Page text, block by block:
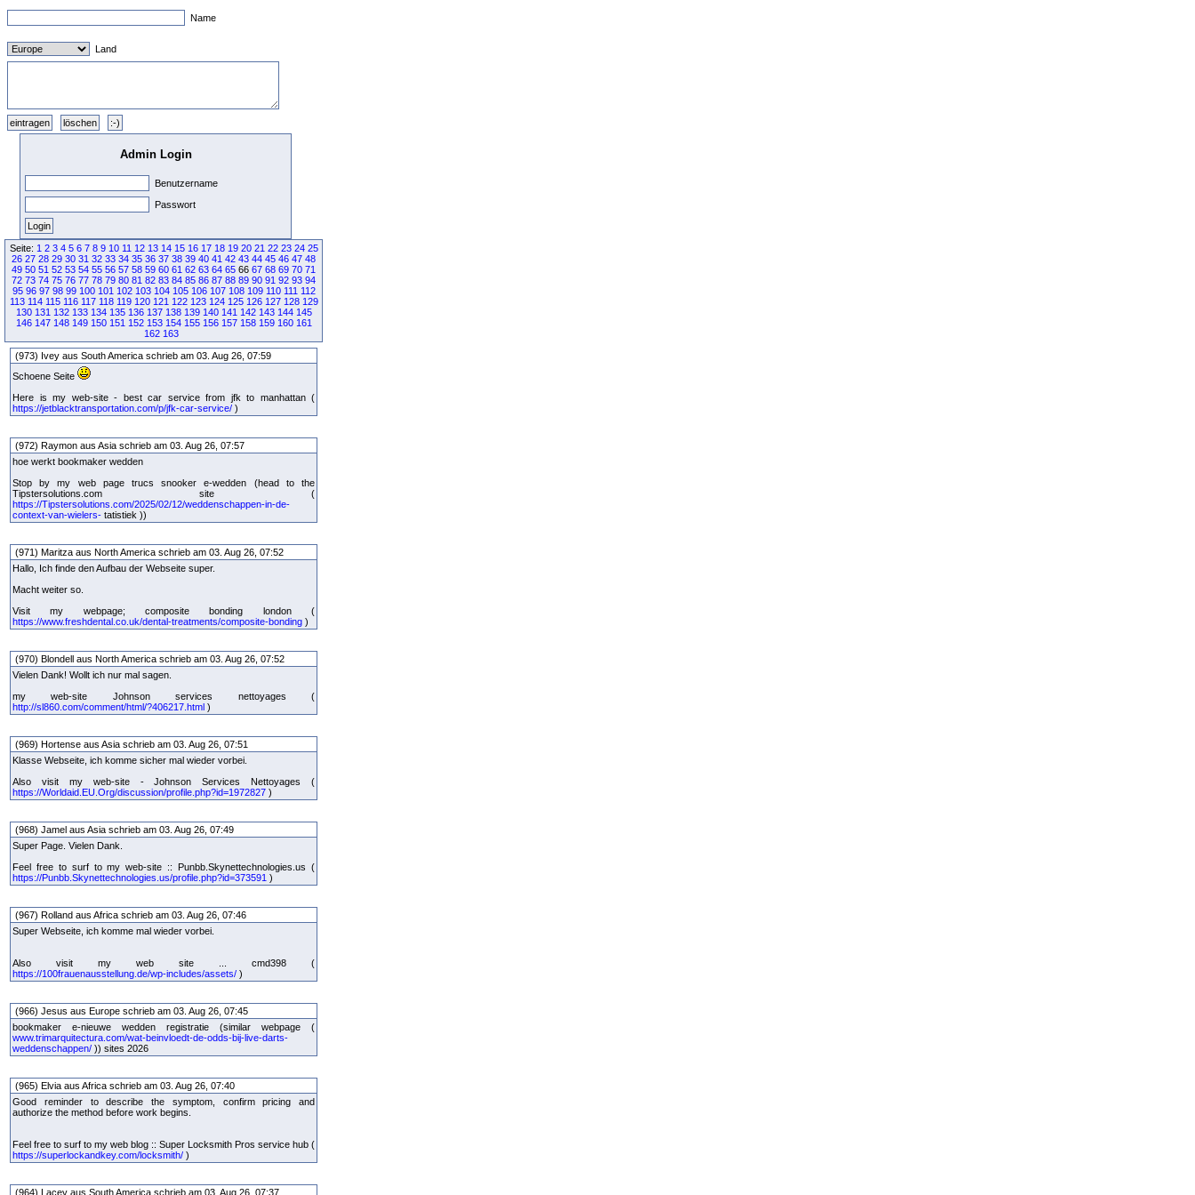
Name
Land
Admin Login
Benutzername
Passwort
Seite: 1 2 3 4 5 6 7 8 9 10 11 12 13 14 15 16 17 18 19 20 21 22 23 24 25
26 27 28 29 30 31 32 33 34 35 36 37 38 39 40 41 42 43 44 45 46 47 48
49 50 51 52 53 54 55 56 57 58 59 60 61 62 63 64 65 66 67 68 69 70 71
72 73 74 75 76 77 78 79 80 81 82 83 84 85 86 87 88 89 90 91 92 93 94
95 96 97 98 99 100 101 102 103 104 105 106 107 108 109 110 111 112
113 114 115 116 117 118 119 120 121 122 123 124 125 126 127 128 129
130 131 132 133 134 135 136 137 138 139 140 141 142 143 144 145
146 147 148 149 150 151 152 153 154 155 156 157 158 159 160 161
162 163
(973) Ivey aus South America schrieb am 03. Aug 26, 07:59
Schoene Seite
Here is my web-site - best car service from jfk to manhattan (
https://jetblacktransportation.com/p/jfk-car-service/ )
(972) Raymon aus Asia schrieb am 03. Aug 26, 07:57
hoe werkt bookmaker wedden
Stop by my web page trucs snooker e-wedden (head to the
Tipstersolutions.com site (
https://Tipstersolutions.com/2025/02/12/weddenschappen-in-de-
context-van-wielers- tatistiek ))
(971) Maritza aus North America schrieb am 03. Aug 26, 07:52
Hallo, Ich finde den Aufbau der Webseite super.
Macht weiter so.
Visit my webpage; composite bonding london (
https://www.freshdental.co.uk/dental-treatments/composite-bonding )
(970) Blondell aus North America schrieb am 03. Aug 26, 07:52
Vielen Dank! Wollt ich nur mal sagen.
my web-site Johnson services nettoyages (
http://sl860.com/comment/html/?406217.html )
(969) Hortense aus Asia schrieb am 03. Aug 26, 07:51
Klasse Webseite, ich komme sicher mal wieder vorbei.
Also visit my web-site - Johnson Services Nettoyages (
https://Worldaid.EU.Org/discussion/profile.php?id=1972827 )
(968) Jamel aus Asia schrieb am 03. Aug 26, 07:49
Super Page. Vielen Dank.
Feel free to surf to my web-site :: Punbb.Skynettechnologies.us (
https://Punbb.Skynettechnologies.us/profile.php?id=373591 )
(967) Rolland aus Africa schrieb am 03. Aug 26, 07:46
Super Webseite, ich komme mal wieder vorbei.
Also visit my web site ... cmd398 (
https://100frauenausstellung.de/wp-includes/assets/ )
(966) Jesus aus Europe schrieb am 03. Aug 26, 07:45
bookmaker e-nieuwe wedden registratie (similar webpage (
www.trimarquitectura.com/wat-beinvloedt-de-odds-bij-live-darts-
weddenschappen/ )) sites 2026
(965) Elvia aus Africa schrieb am 03. Aug 26, 07:40
Good reminder to describe the symptom, confirm pricing and
authorize the method before work begins.
Feel free to surf to my web blog :: Super Locksmith Pros service hub (
https://superlockandkey.com/locksmith/ )
(964) Lacey aus South America schrieb am 03. Aug 26, 07:37